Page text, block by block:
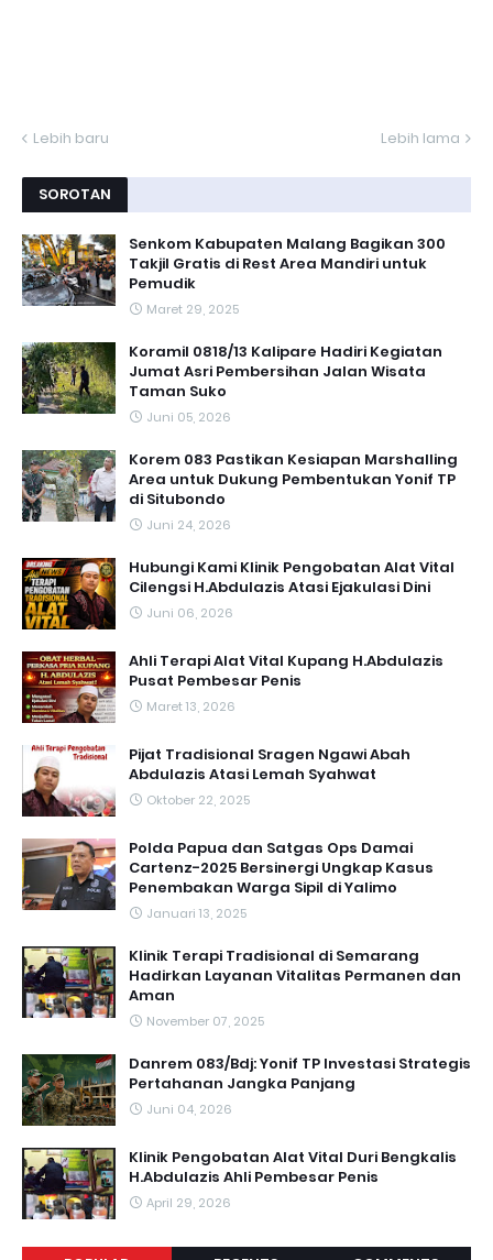
Lebih baru Lebih lama
SOROTAN
Senkom Kabupaten Malang Bagikan 300
Takjil Gratis di Rest Area Mandiri untuk
Pemudik
Maret 29, 2025
Koramil 0818/13 Kalipare Hadiri Kegiatan
Jumat Asri Pembersihan Jalan Wisata
Taman Suko
Juni 05, 2026
Korem 083 Pastikan Kesiapan Marshalling
Area untuk Dukung Pembentukan Yonif TP
di Situbondo
Juni 24, 2026
Hubungi Kami Klinik Pengobatan Alat Vital
Cilengsi H.Abdulazis Atasi Ejakulasi Dini
Juni 06, 2026
Ahli Terapi Alat Vital Kupang H.Abdulazis
Pusat Pembesar Penis
Maret 13, 2026
Pijat Tradisional Sragen Ngawi Abah
Abdulazis Atasi Lemah Syahwat
Oktober 22, 2025
Polda Papua dan Satgas Ops Damai
Cartenz-2025 Bersinergi Ungkap Kasus
Penembakan Warga Sipil di Yalimo
Januari 13, 2025
Klinik Terapi Tradisional di Semarang
Hadirkan Layanan Vitalitas Permanen dan
Aman
November 07, 2025
Danrem 083/Bdj: Yonif TP Investasi Strategis
Pertahanan Jangka Panjang
Juni 04, 2026
Klinik Pengobatan Alat Vital Duri Bengkalis
H.Abdulazis Ahli Pembesar Penis
April 29, 2026